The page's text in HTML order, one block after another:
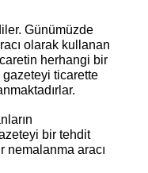
Günümüzde
olarak kullanan
herhangi bir
ticarette
bir tehdit
nemalanma aracı